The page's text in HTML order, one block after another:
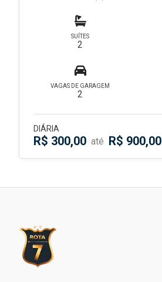
SUÍTES
2
VAGAS DE GARAGEM
2
DIÁRIA
R$ 300,00 até R$ 900,00